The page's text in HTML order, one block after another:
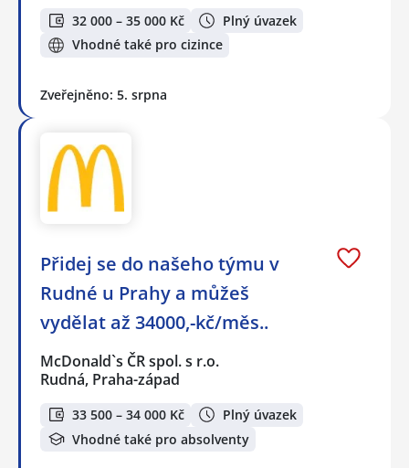
32 000 – 35 000 Kč
Plný úvazek
Vhodné také pro cizince
Zveřejněno: 5. srpna
Přidej se do našeho týmu v
Rudné u Prahy a můžeš
vydělat až 34000,-kč/měs..
McDonald`s ČR spol. s r.o.
Rudná, Praha-západ
33 500 – 34 000 Kč
Plný úvazek
Vhodné také pro absolventy